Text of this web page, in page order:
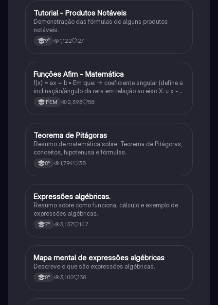
Matematica
Tutorial - Produtos Notáveis
Demonstração das fórmulas de alguns produtos
notáveis.
9° 1,122 27
Matematica
Funções Afim - Matemática
f(x) = ax + b • Em que: -> coeficiente angular (define a
inclinação/ângulo da reta em relação ao eixo X: u x -
variável: a b → coeficiente linear (valor que corta o
eixo y).
1°EM 2,393 58
Matematica
Teorema de Pitágoras
Resumo de matemática sobre: Teorema de Pitágoras,
conceitos, hipotenusa e fórmulas.
8° 1,794 38
Matematica
Expressões algébricas.
Resumo sobre como funciona, cálculo e exemplo de
expressões algébricas.
7° 3,137 147
Matematica
Mapa mental de expressões algébricas
Descreve o que são expressões algébricas.
8° 3,100 38